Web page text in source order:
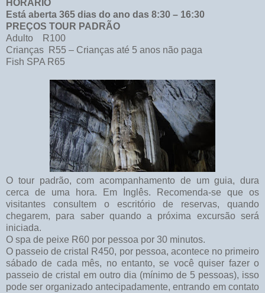
HORÁRIO
Está aberta 365 dias do ano das 8:30 – 16:30
PREÇOS TOUR PADRÃO
Adulto R100
Crianças R55 – Crianças até 5 anos não paga
Fish SPA R65
O tour padrão, com acompanhamento de um guia, dura
cerca de uma hora. Em Inglês. Recomenda-se que os
visitantes consultem o escritório de reservas, quando
chegarem, para saber quando a próxima excursão será
iniciada.
O spa de peixe R60 por pessoa por 30 minutos.
O passeio de cristal R450, por pessoa, acontece no primeiro
sábado de cada mês, no entanto, se você quiser fazer o
passeio de cristal em outro dia (mínimo de 5 pessoas), isso
pode ser organizado antecipadamente, entrando em contato